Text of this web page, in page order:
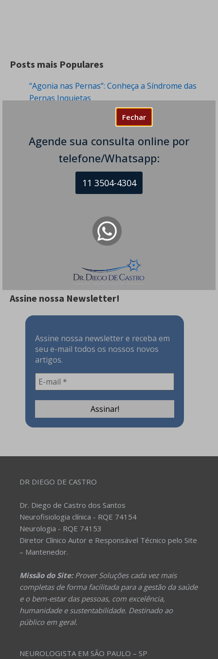
Fechar
Agende sua consulta online por
telefone/Whatsapp:
11 3504-4304
Posts mais Populares
“Agonia nas Pernas”: Conheça a Síndrome das
Pernas Inquietas
Tremor de Frio: Quando Desconfiar de uma
Condição Neurológica?
Dormência nas Pernas - Sintomas e Causas
Cefaleia Pós-raqui - É Perigoso? Tem
Assine nossa Newsletter!
Assine nossa newsletter e receba em
seu e-mail todos os nossos novos
artigos.
DR DIEGO DE CASTRO
Dr. Diego de Castro dos Santos
Neurofisiologia clínica - RQE 74154
Neurologia - RQE 74153
Diretor Clínico Autor e Responsável Técnico pelo Site
– Mantenedor.
Missão do Site:Prover Soluções cada vez mais
completas de forma facilitada para a gestão da saúde
e o bem-estar das pessoas, com excelência,
humanidade e sustentabilidade. Destinado ao
público em geral.
NEUROLOGISTA EM SÃO PAULO – SP